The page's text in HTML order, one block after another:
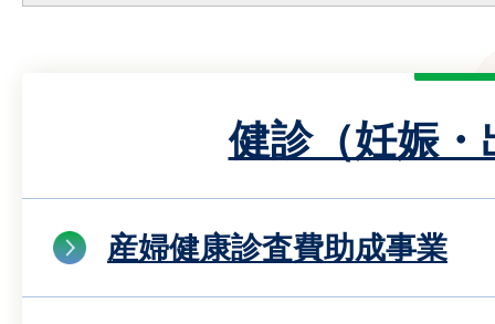
健診（妊娠・
産婦健康診査費助成事業